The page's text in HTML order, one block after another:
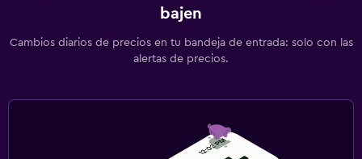
bajen
Cambios diarios de precios en tu bandeja de entrada: solo con las
alertas de precios.